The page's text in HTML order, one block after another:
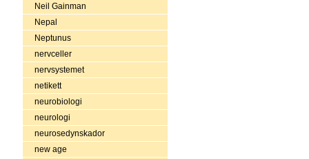
Neil Gainman
Nepal
Neptunus
nervceller
nervsystemet
netikett
neurobiologi
neurologi
neurosedynskador
new age